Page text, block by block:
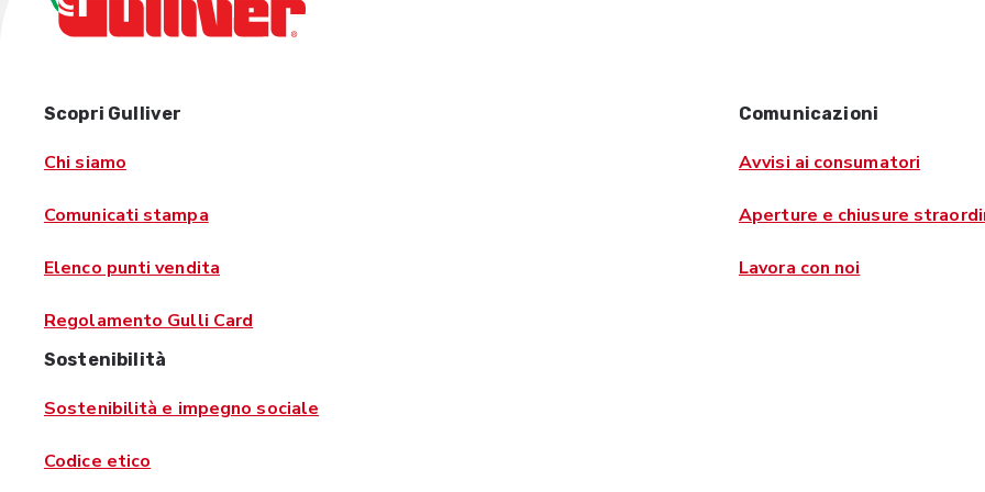
Scopri Gulliver
Chi siamo
Comunicati stampa
Elenco punti vendita
Regolamento Gulli Card
Comunicazioni
Avvisi ai consumatori
Aperture e chiusure
Lavora con noi
Sostenibilità
Sostenibilità e impegno sociale
Codice etico